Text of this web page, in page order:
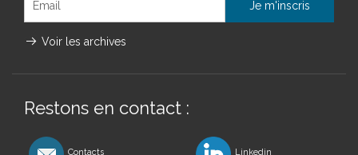
Voir les archives
Restons en contact :
Contacts Linkedin